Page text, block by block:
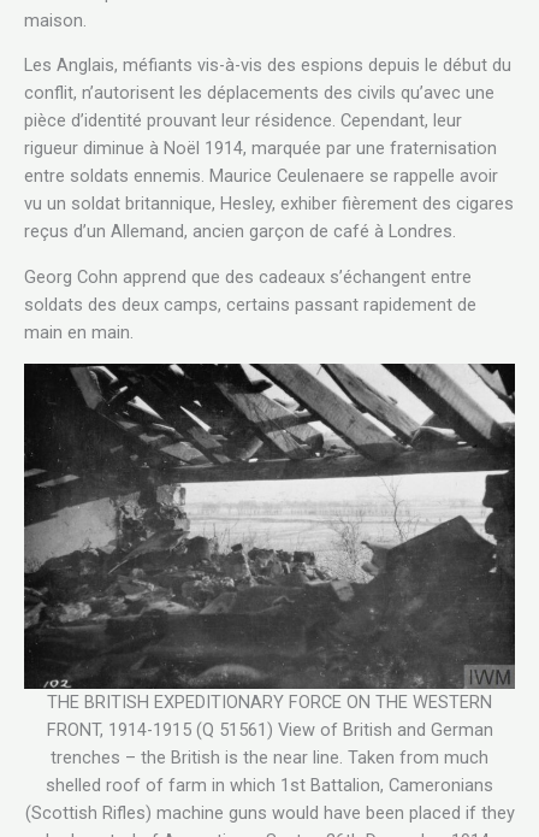
maison.
Les Anglais, méfiants vis-à-vis des espions depuis le début du
conflit, n’autorisent les déplacements des civils qu’avec une
pièce d’identité prouvant leur résidence. Cependant, leur
rigueur diminue à Noël 1914, marquée par une fraternisation
entre soldats ennemis. Maurice Ceulenaere se rappelle avoir
vu un soldat britannique, Hesley, exhiber fièrement des cigares
reçus d’un Allemand, ancien garçon de café à Londres.
Georg Cohn apprend que des cadeaux s’échangent entre
soldats des deux camps, certains passant rapidement de
main en main.
THE BRITISH EXPEDITIONARY FORCE ON THE WESTERN
FRONT, 1914-1915 (Q 51561) View of British and German
trenches – the British is the near line. Taken from much
shelled roof of farm in which 1st Battalion, Cameronians
(Scottish Rifles) machine guns would have been placed if they